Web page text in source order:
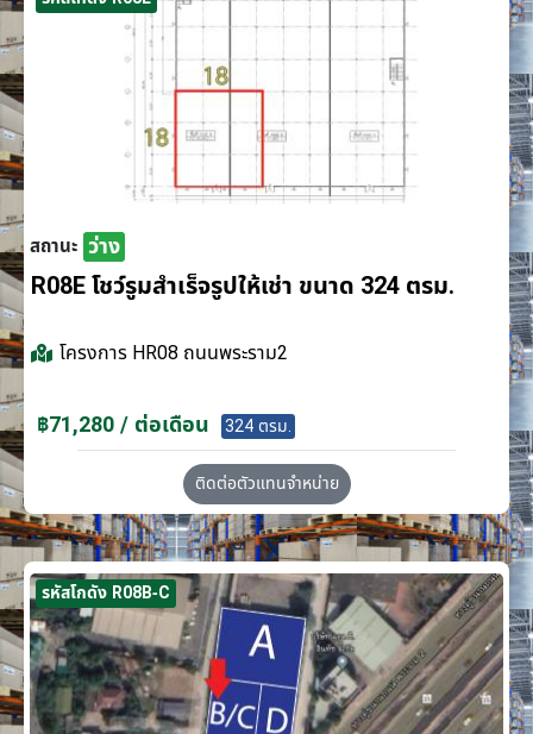
สถานะ ว่าง
R08E โชว์รูมสำเร็จรูปให้เช่า ขนาด 324 ตรม.
โครงการ HR08 ถนนพระราม2
฿71,280 / ต่อเดือน 324 ตรม.
ติดต่อตัวแทนจำหน่าย
รหัสโกดัง R08B-C